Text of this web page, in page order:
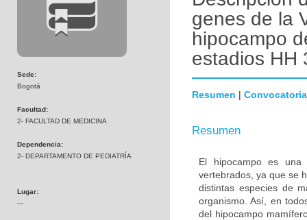
Sede:
Bogotá
Facultad:
2- FACULTAD DE MEDICINA
Dependencia:
2- DEPARTAMENTO DE PEDIATRÍA
Lugar:
---
genes de la
hipocampo
estadios HH
Resumen | Convocatoria
Resumen
El hipocampo es una
vertebrados, ya que se
distintas especies de
organismo. Así, en
del hipocampo